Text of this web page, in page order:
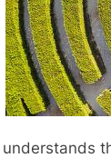
understands